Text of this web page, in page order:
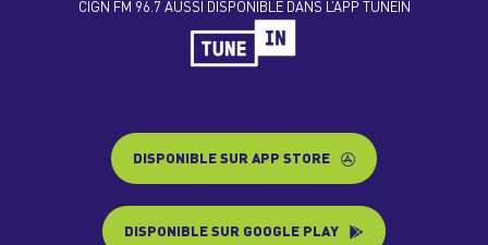
CIGN FM 96.7 AUSSI DISPONIBLE DANS L’APP TUNEIN
DISPONIBLE SUR APP STORE
DISPONIBLE SUR GOOGLE PLAY